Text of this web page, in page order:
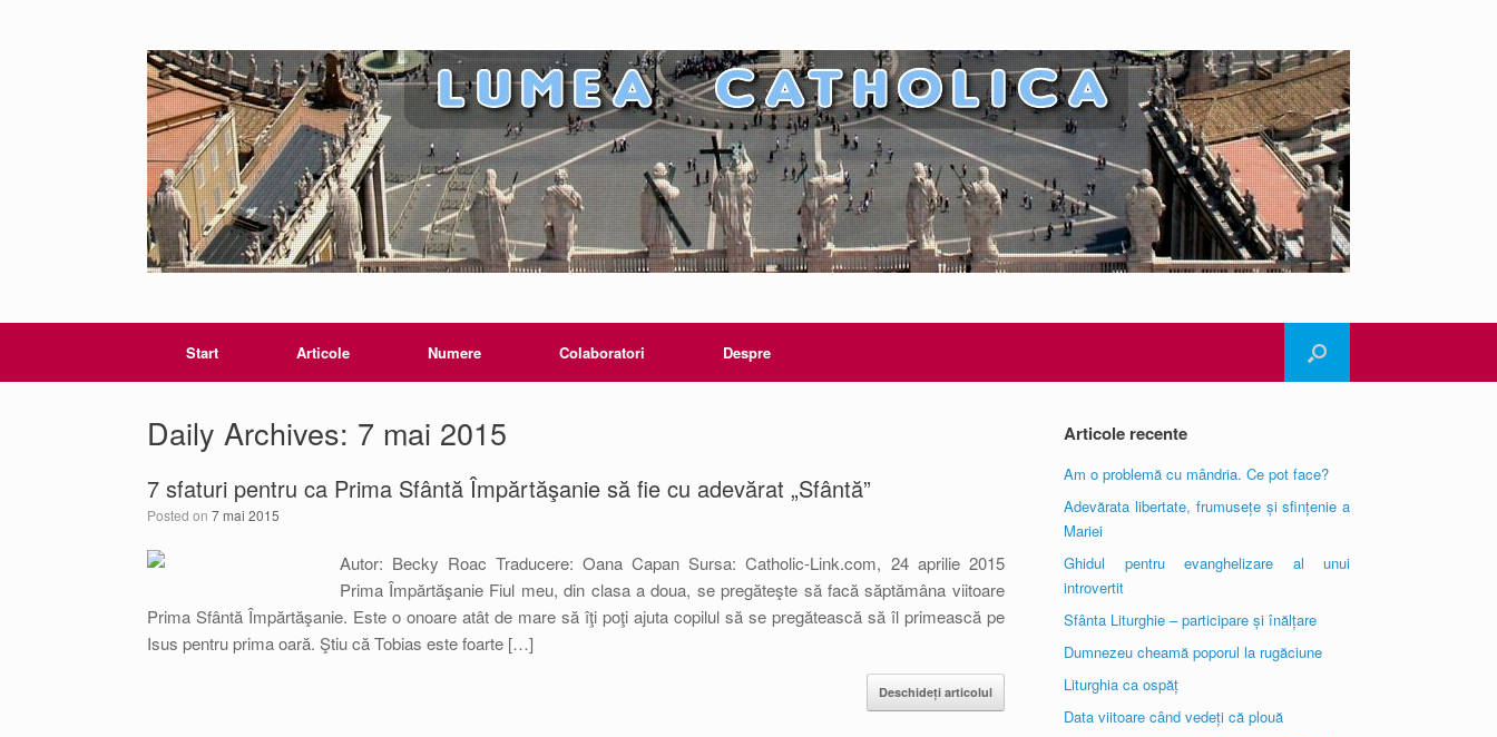
Start Articole Numere Colaboratori Despre
Daily Archives: 7 mai 2015
7 sfaturi pentru ca Prima Sfântă Împărtăşanie să fie cu adevărat „Sfântă”
Posted on 7 mai 2015
Autor: Becky Roac Traducere: Oana Capan Sursa: Catholic-Link.com, 24 aprilie 2015
Prima Împărtăşanie Fiul meu, din clasa a doua, se pregăteşte să facă săptămâna viitoare
Prima Sfântă Împărtăşanie. Este o onoare atât de mare să îţi poţi ajuta copilul să se pregătească să îl primească pe
Isus pentru prima oară. Ştiu că Tobias este foarte […]
Deschideți articolul
Articole recente
Am o problemă cu mândria. Ce pot face?
Adevărata libertate, frumusețe și sfințenie a
Mariei
Ghidul pentru evanghelizare al unui
introvertit
Sfânta Liturghie – participare și înălțare
Dumnezeu cheamă poporul la rugăciune
Liturghia ca ospăț
Data viitoare când vedeți că plouă